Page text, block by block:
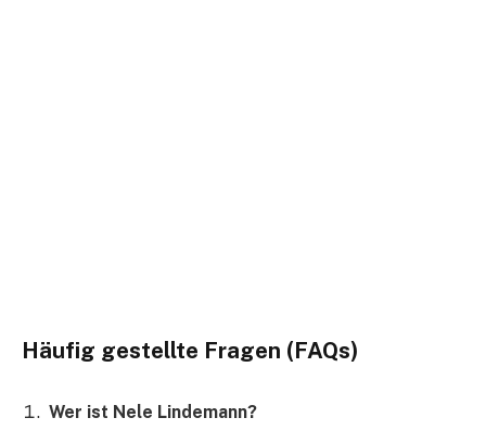
Häufig gestellte Fragen (FAQs)
Wer ist Nele Lindemann?